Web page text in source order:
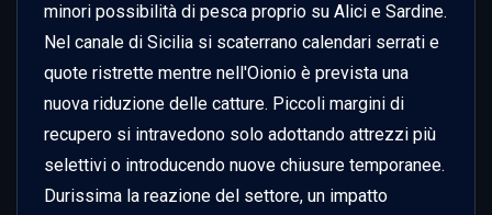
minori possibilità di pesca proprio su Alici e Sardine.
Nel canale di Sicilia si scaterrano calendari serrati e
quote ristrette mentre nell'Oionio è prevista una
nuova riduzione delle catture. Piccoli margini di
recupero si intravedono solo adottando attrezzi più
selettivi o introducendo nuove chiusure temporanee.
Durissima la reazione del settore, un impatto